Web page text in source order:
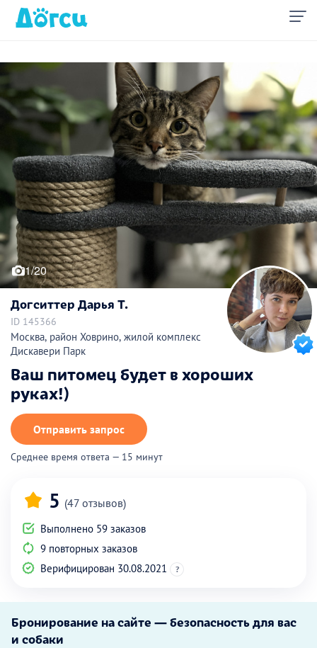
1/20
Догситтер Дарья Т.
ID 145366
Москва, район Ховрино, жилой комплекс
Дискавери Парк
Ваш питомец будет в хороших
руках!)
Отправить запрос
Среднее время ответа — 15 минут
5 (47 отзывов)
Выполнено 59 заказов
9 повторных заказов
Верифицирован 30.08.2021
?
Бронирование на сайте — безопасность для вас
и собаки